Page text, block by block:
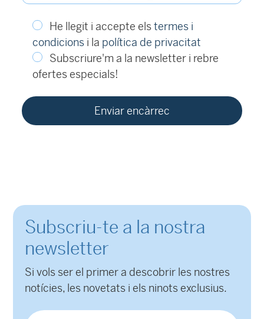
He llegit i accepte elstermes i
condicions i la política de privacitat
Subscriure'm a la newsletter i rebre
ofertes especials!
Subscriu-te a la nostra
newsletter
Si vols ser el primer a descobrir les nostres
notícies, les novetats i els ninots exclusius.